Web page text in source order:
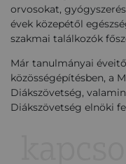
orvosokat,
évek közepétől
szakmai találkozók
Már tanulmányai
közösségépítésben, a
Diákszövetség,
Diákszövetség elnöki